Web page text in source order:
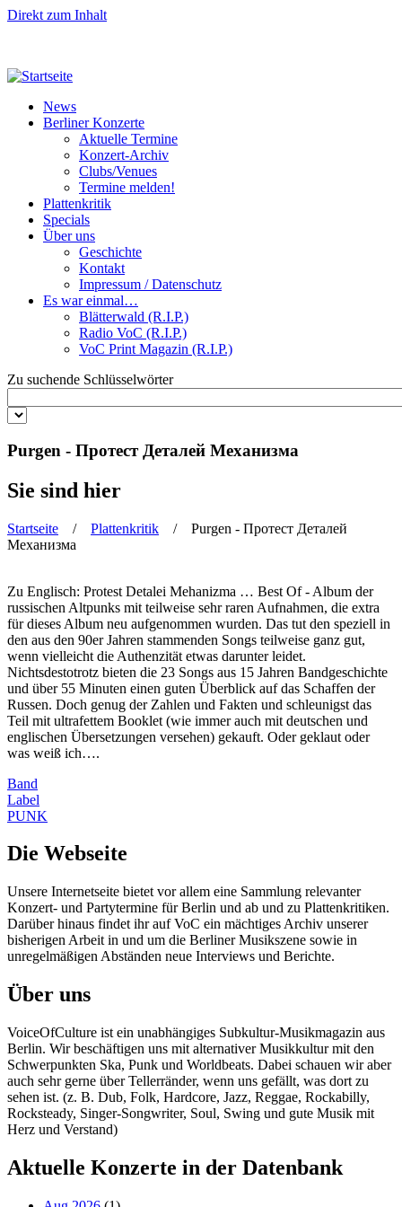
Direkt zum Inhalt
News
Berliner Konzerte
Aktuelle Termine
Konzert-Archiv
Clubs/Venues
Termine melden!
Plattenkritik
Specials
Über uns
Geschichte
Kontakt
Impressum / Datenschutz
Es war einmal…
Blätterwald (R.I.P.)
Radio VoC (R.I.P.)
VoC Print Magazin (R.I.P.)
Zu suchende Schlüsselwörter
Purgen - Протест Деталей Механизма
Sie sind hier
Startseite / Plattenkritik / Purgen - Протест Деталей
Механизма
Zu Englisch: Protest Detalei Mehanizma … Best Of - Album der
russischen Altpunks mit teilweise sehr raren Aufnahmen, die extra
für dieses Album neu aufgenommen wurden. Das tut den speziell in
den aus den 90er Jahren stammenden Songs teilweise ganz gut,
wenn vielleicht die Authenzität etwas darunter leidet.
Nichtsdestotrotz bieten die 23 Songs aus 15 Jahren Bandgeschichte
und über 55 Minuten einen guten Überblick auf das Schaffen der
Russen. Doch genug der Zahlen und Fakten und schleunigst das
Teil mit ultrafettem Booklet (wie immer auch mit deutschen und
englischen Übersetzungen versehen) gekauft. Oder geklaut oder
was weiß ich….
Band
Label
PUNK
Die Webseite
Unsere Internetseite bietet vor allem eine Sammlung relevanter
Konzert- und Partytermine für Berlin und ab und zu Plattenkritiken.
Darüber hinaus findet ihr auf VoC ein mächtiges Archiv unserer
bisherigen Arbeit in und um die Berliner Musikszene sowie in
unregelmäßigen Abständen neue Interviews und Berichte.
Über uns
VoiceOfCulture ist ein unabhängiges Subkultur-Musikmagazin aus
Berlin. Wir beschäftigen uns mit alternativer Musikkultur mit den
Schwerpunkten Ska, Punk und Worldbeats. Dabei schauen wir aber
auch sehr gerne über Tellerränder, wenn uns gefällt, was dort zu
sehen ist. (z. B. Dub, Folk, Hardcore, Jazz, Reggae, Rockabilly,
Rocksteady, Singer-Songwriter, Soul, Swing und gute Musik mit
Herz und Verstand)
Aktuelle Konzerte in der Datenbank